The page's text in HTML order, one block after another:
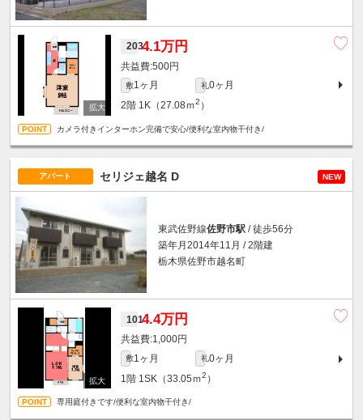
2034.1万円
500円
敷1ヶ月 礼0ヶ月
2階 1K（27.08ｍ2 ）
カメラ付きインターホン完備で安心/便利な室内物干付き/
アパート セリジェ越名 D NEW
東武佐野線佐野市駅 / 徒歩56分
築年月2014年11月 / 2階建
栃木県佐野市越名町
1014.4万円
1,000円
敷1ヶ月 礼0ヶ月
1階 1SK（33.05ｍ2 ）
専用庭付きです/便利な室内物干付き/